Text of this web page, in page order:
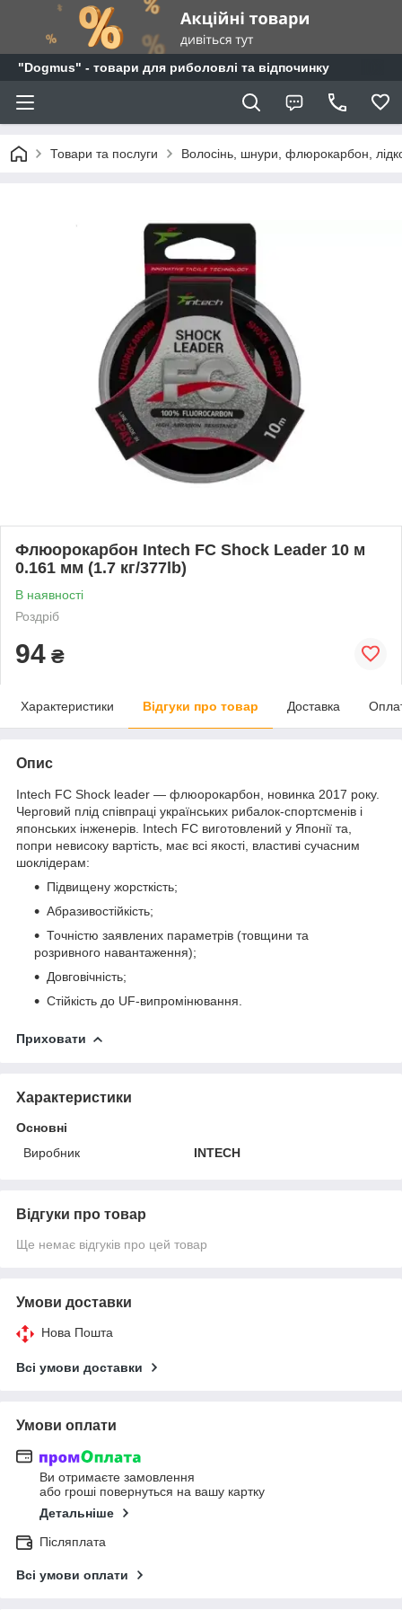
"Dogmus" - товари для риболовлі та відпочинку
Товари та послуги Волосінь, шнури, флюрокарбон,
Флюорокарбон Intech FC Shock Leader 10 м
0.161 мм (1.7 кг/377lb)
В наявності
Роздріб
94 ₴
Характеристики Відгуки про товар Доставка
Опис
Intech FC Shock leader — флюорокарбон, новинка 2017 року.
Черговий плід співпраці українських рибалок-спортсменів і
японських інженерів. Intech FC виготовлений у Японії та,
попри невисоку вартість, має всі якості, властиві сучасним
шоклідерам:
Підвищену жорсткість;
Абразивостійкість;
Точністю заявлених параметрів (товщини та
розривного навантаження);
Довговічність;
Стійкість до UF-випромінювання.
Приховати
Характеристики
Основні
Виробник
INTECH
Відгуки про товар
Ще немає відгуків про цей товар
Умови доставки
Нова Пошта
Всі умови доставки
Умови оплати
Ви отримаєте замовлення
або гроші повернуться на вашу картку
Детальніше
Післяплата
Всі умови оплати